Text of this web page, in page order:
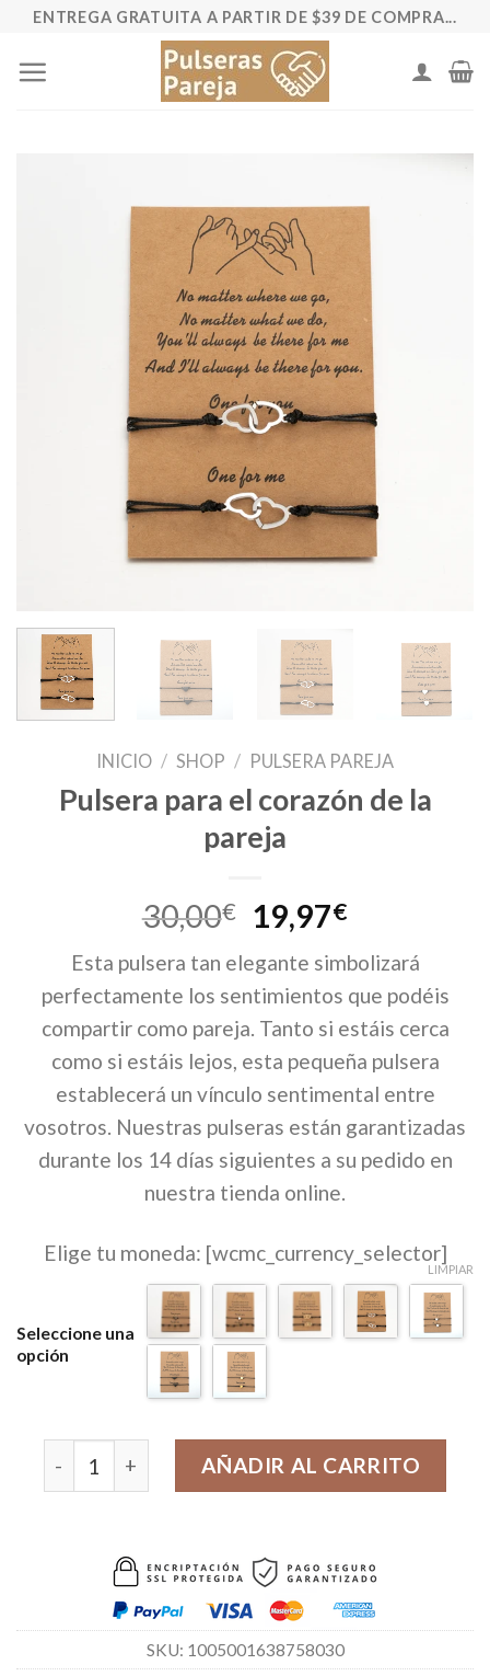
Saltar
contenido
ENTREGA GRATUITA A PARTIR DE $39 DE COMPRA...
INICIO / SHOP / PULSERA PAREJA
Pulsera para el corazón de la
pareja
30,00€
El
precio
original
era:
30,00€.
19,97€
precio
actual
es:
19,97€.
Esta pulsera tan elegante simbolizará
perfectamente los sentimientos que podéis
compartir como pareja. Tanto si estáis cerca
como si estáis lejos, esta pequeña pulsera
establecerá un vínculo sentimental entre
vosotros. Nuestras pulseras están garantizadas
durante los 14 días siguientes a su pedido en
nuestra tienda online.
Elige tu moneda: [wcmc_currency_selector]
Seleccione una
opción
LIMPIAR
Pulsera para el corazón de la pareja cantidad
AÑADIR AL CARRITO
SKU: 1005001638758030